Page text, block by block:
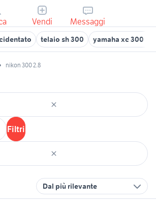
Vendi Messaggi
telaio sh 300 yamaha xc 300
nikon 300 2.8
Filtri
Dal più rilevante